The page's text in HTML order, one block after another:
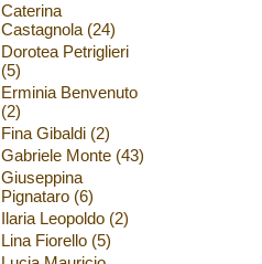
Caterina
Castagnola(24)
Dorotea Petriglieri
(5)
Erminia Benvenuto
(2)
Fina Gibaldi(2)
Gabriele Monte(43)
Giuseppina
Pignataro(6)
Ilaria Leopoldo(2)
Lina Fiorello(5)